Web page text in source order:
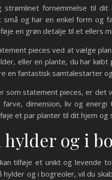
fornemmelse til
små og har en enkel form og
en grøn detalje til et ellers
pieces ved at vælge
eller en plante, du har
en fantastisk samtalestarter
som statement pieces, er det
farve, dimension, liv og
et par planter til dit hjem og
og i
tilføje et unikt og levende
og i bogreoler, vil du